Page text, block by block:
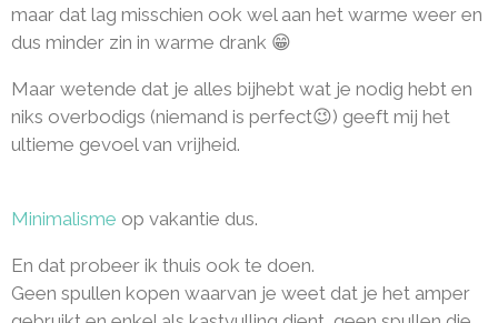
maar dat lag misschien ook wel aan het warme weer en
dus minder zin in warme drank 😁
Maar wetende dat je alles bijhebt wat je nodig hebt en
niks overbodigs (niemand is perfect😉) geeft mij het
ultieme gevoel van vrijheid.
Minimalisme op vakantie dus.
En dat probeer ik thuis ook te doen.
Geen spullen kopen waarvan je weet dat je het amper